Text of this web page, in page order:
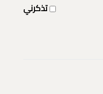
تذكرني